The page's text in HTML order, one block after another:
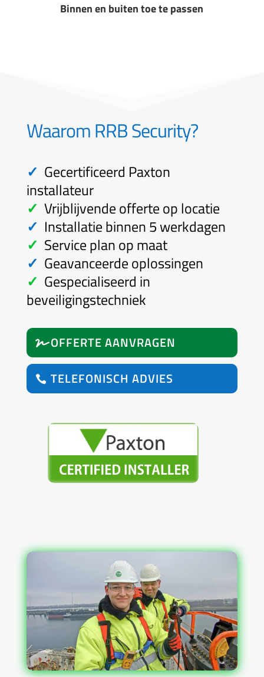
Binnen en buiten toe te passen
Waarom RRB Security?
✓ Gecertificeerd Paxton
installateur
✓ Vrijblijvende offerte op locatie
✓ Installatie binnen 5 werkdagen
✓ Service plan op maat
✓ Geavanceerde oplossingen
✓ Gespecialiseerd in
beveiligingstechniek
OFFERTE AANVRAGEN
TELEFONISCH ADVIES